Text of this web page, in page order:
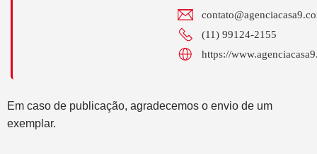
(11) 99124-2155
https://
Em caso de publicação, agradecemos o envio de um
exemplar.